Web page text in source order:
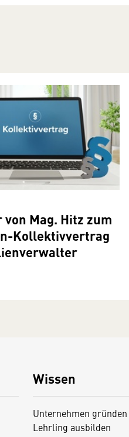
Mag. Hitz zum
Kollektivvertrag
Wissen
Unternehmen gründen
Lehrling ausbilden